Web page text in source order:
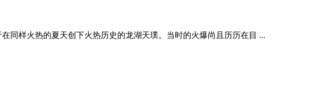
同样火热的夏天创下火热历史的龙湖天璞。当时的火爆尚且历历在目 ...